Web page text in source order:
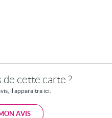
de cette carte ?
il apparaitra ici.
AVIS